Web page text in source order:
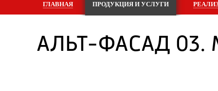
ГЛАВНАЯ ПРОДУКЦИЯ И УСЛУГИ
АЛЬТ-ФАСАД 03.